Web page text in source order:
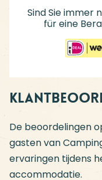
Sind Sie immer
für eine
De beoordelingen
gasten van
ervaringen tijdens
accommodatie.